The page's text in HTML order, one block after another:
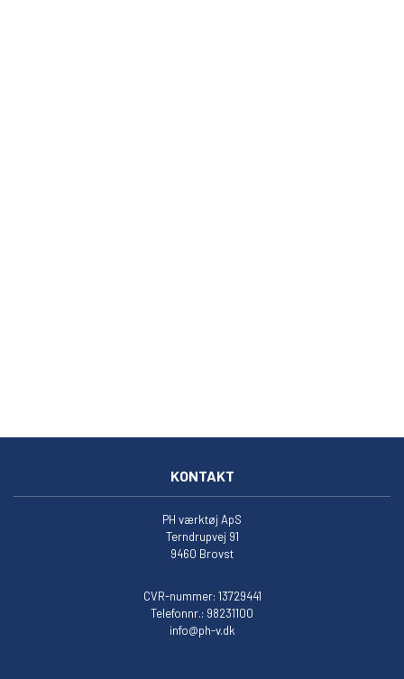
KONTAKT
PH værktøj ApS
Terndrupvej 91
9460 Brovst
CVR-nummer: 13729441
Telefonnr.: 98231100
info@ph-v.dk